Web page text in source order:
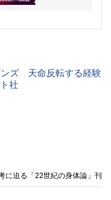
ズ 天命反転する経験
社
に迫る「22世紀の身体論」刊